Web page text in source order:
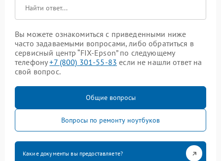
Вы можете ознакомиться с приведенными ниже
часто задаваемыми вопросами, либо обратиться в
сервисный центр “FIX-Epson” по следующему
телефону+7 (800) 301-55-83 если не нашли ответ на
свой вопрос.
Общие вопросы
Вопросы по ремонту ноутбуков
Какие документы вы предоставляете?